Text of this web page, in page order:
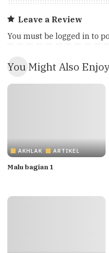
Leave a Review
You must be logged in to
You Might Also Enjoy
AKHLAK ARTIKEL
Malu bagian 1